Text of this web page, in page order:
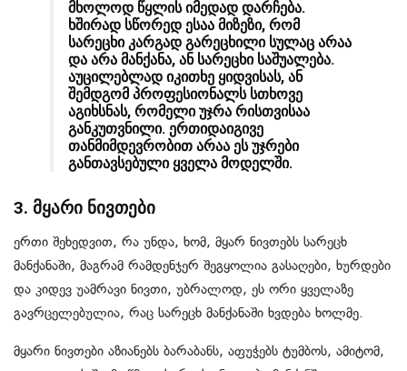
მხოლოდ წყლის იმედად დარჩება.
ხშირად სწორედ ესაა მიზეზი, რომ
სარეცხი კარგად გარეცხილი სულაც არაა
და არა მანქანა, ან სარეცხი საშუალება.
აუცილებლად იკითხე ყიდვისას, ან
შემდგომ პროფესიონალს სთხოვე
აგიხსნას, რომელი უჯრა რისთვისაა
განკუთვნილი. ერთიდაიგივე
თანმიმდევრობით არაა ეს უჯრები
განთავსებული ყველა მოდელში.
3. მყარი ნივთები
ერთი შეხედვით, რა უნდა, ხომ, მყარ ნივთებს სარეცხ
მანქანაში, მაგრამ რამდენჯერ შეგყოლია გასაღები, ხურდები
და კიდევ უამრავი ნივთი, უბრალოდ, ეს ორი ყველაზე
გავრცელებულია, რაც სარეცხ მანქანაში ხვდება ხოლმე.
მყარი ნივთები აზიანებს ბარაბანს, აფუჭებს ტუმბოს, ამიტომ,